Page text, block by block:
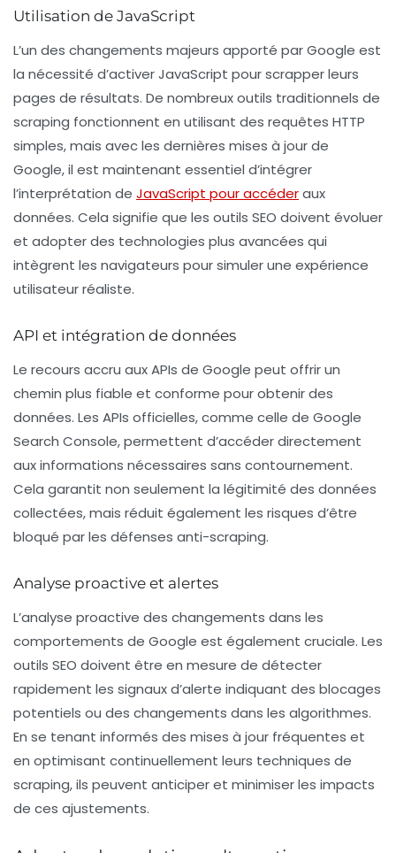
Utilisation de JavaScript
L’un des changements majeurs apporté par Google est
la nécessité d’activerJavaScript pour scrapper leurs
pages de résultats. De nombreux outils traditionnels de
scraping fonctionnent en utilisant des requêtes HTTP
simples, mais avec les dernières mises à jour de
Google, il est maintenant essentiel d’intégrer
l’interprétation de JavaScript pour accéderaux
données. Cela signifie que les outils SEO doivent évoluer
et adopter des technologies plus avancées qui
intègrent les navigateurs pour simuler une expérience
utilisateur réaliste.
API et intégration de données
Le recours accru auxAPIs de Google peut offrir un
chemin plus fiable et conforme pour obtenir des
données. Les APIs officielles, comme celle de Google
Search Console, permettent d’accéder directement
aux informations nécessaires sans contournement.
Cela garantit non seulement la légitimité des données
collectées, mais réduit également les risques d’être
bloqué par les défenses anti-scraping.
Analyse proactive et alertes
L’analyse proactive des changements dans les
comportements de Google est également cruciale. Les
outils SEO doivent être en mesure de détecter
rapidement les signaux d’alerte indiquant des blocages
potentiels ou des changements dans les algorithmes.
En se tenant informés des mises à jour fréquentes et
en optimisant continuellement leurs techniques de
scraping, ils peuvent anticiper et minimiser les impacts
de ces ajustements.